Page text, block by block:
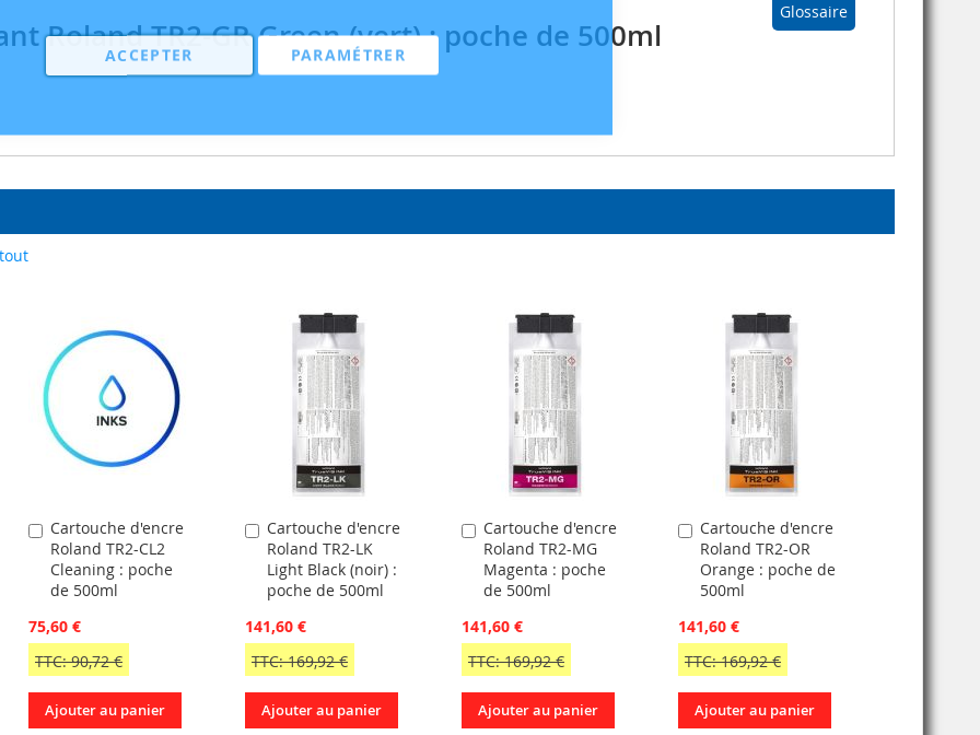
ACCEPTER PARAMÉTRER
Glossaire
Roland TR2-GR Green (vert) : poche de 500ml
Cartouche d'encre
Roland TR2-CL2
Cleaning : poche
de 500ml
75,60 €
TTC: 90,72 €
Ajouter
au
panier
Ajouter au panier
Cartouche d'encre
Roland TR2-LK
Light Black (noir) :
poche de 500ml
141,60 €
TTC: 169,92 €
Ajouter
au
panier
Ajouter au panier
Cartouche d'encre
Roland TR2-MG
Magenta : poche
de 500ml
141,60 €
TTC: 169,92 €
Ajouter
au
panier
Ajouter au panier
Cartouche d'encre
Roland TR2-OR
Orange : poche de
500ml
141,60 €
TTC: 169,92 €
Ajouter
au
panier
Ajouter au panier